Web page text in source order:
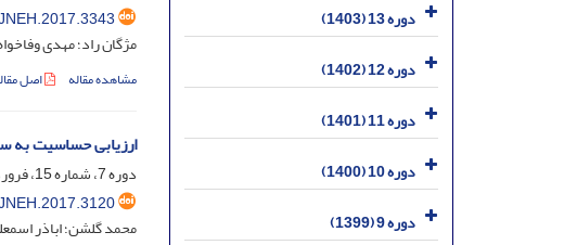
مژگان راد؛ مهدی
مشاهده مقاله اصل
ارزیابی حساسیت به
دوره 7، شماره 15، فروردین 1397، صفحه
محمد گلشن؛ اباذر
دوره 13 (1403)
دوره 12 (1402)
دوره 11 (1401)
دوره 10 (1400)
دوره 9 (1399)